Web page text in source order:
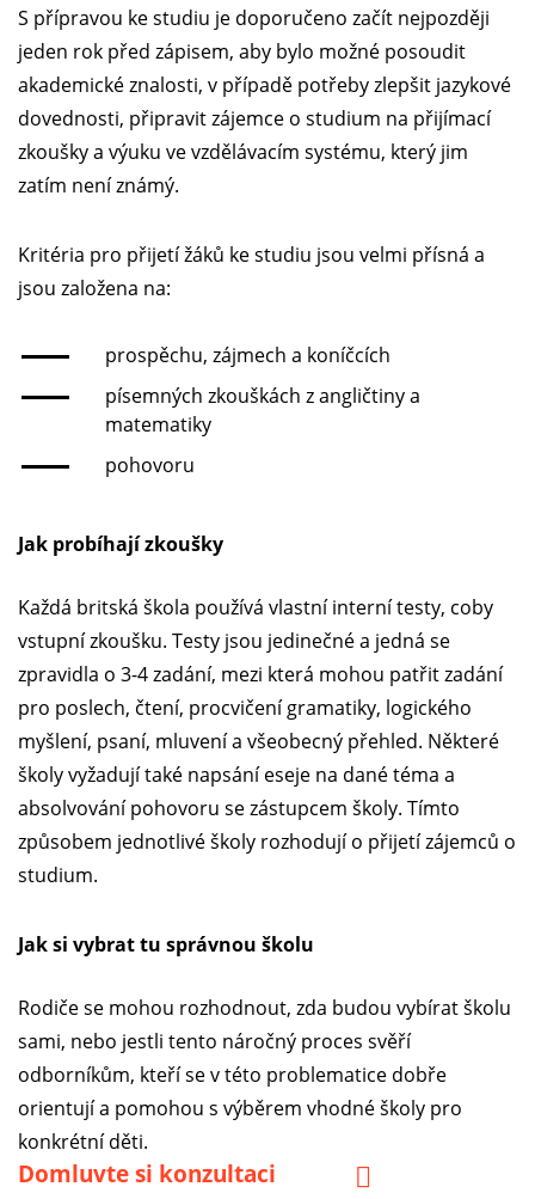
S přípravou ke studiu je doporučeno začít nejpozději
jeden rok před zápisem, aby bylo možné posoudit
akademické znalosti, v případě potřeby zlepšit jazykové
dovednosti, připravit zájemce o studium na přijímací
zkoušky a výuku ve vzdělávacím systému, který jim
zatím není známý.
Kritéria pro přijetí žáků ke studiu jsou velmi přísná a
jsou založena na:
prospěchu, zájmech a koníčcích
písemných zkouškách z angličtiny a
matematiky
pohovoru
Jak probíhají zkoušky
Každá britská škola používá vlastní interní testy, coby
vstupní zkoušku. Testy jsou jedinečné a jedná se
zpravidla o 3-4 zadání, mezi která mohou patřit zadání
pro poslech, čtení, procvičení gramatiky, logického
myšlení, psaní, mluvení a všeobecný přehled. Některé
školy vyžadují také napsání eseje na dané téma a
absolvování pohovoru se zástupcem školy. Tímto
způsobem jednotlivé školy rozhodují o přijetí zájemců o
studium.
Jak si vybrat tu správnou školu
Rodiče se mohou rozhodnout, zda budou vybírat školu
sami, nebo jestli tento náročný proces svěří
odborníkům, kteří se v této problematice dobře
orientují a pomohou s výběrem vhodné školy pro
konkrétní děti.
Domluvte si konzultaci